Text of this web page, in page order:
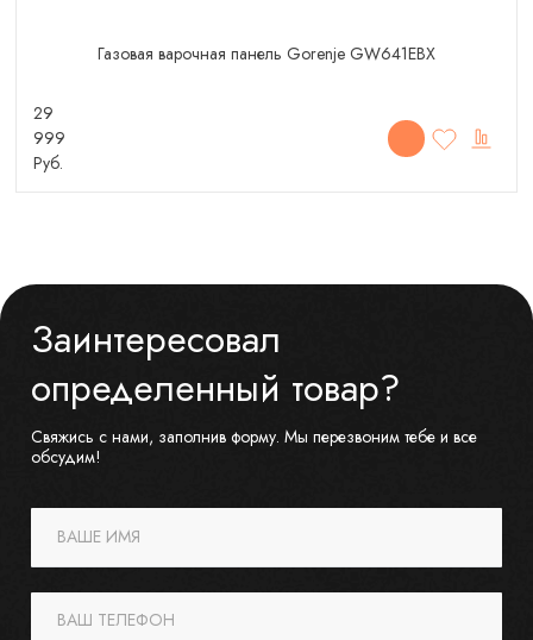
Газовая варочная панель Gorenje GW641EBX
29
999
Руб.
Заинтересовал
определенный товар?
Свяжись с нами, заполнив форму. Мы перезвоним тебе и все
обсудим!
ВАШЕ ИМЯ
ВАШ ТЕЛЕФОН